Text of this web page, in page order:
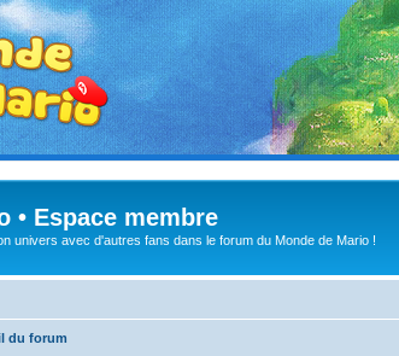
• Espace membre
univers avec d'autres fans dans le forum du Monde de Mario !
du forum